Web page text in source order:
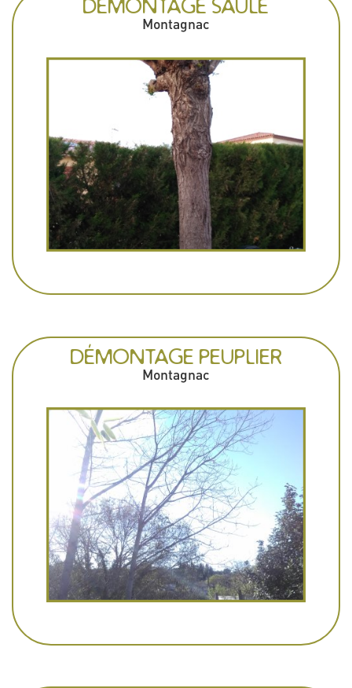
DÉMONTAGE SAULE
Montagnac
DÉMONTAGE PEUPLIER
Montagnac